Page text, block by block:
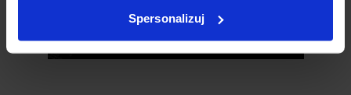
Spersonalizuj
SPRAWDŹ GDZIE KUPIĆ